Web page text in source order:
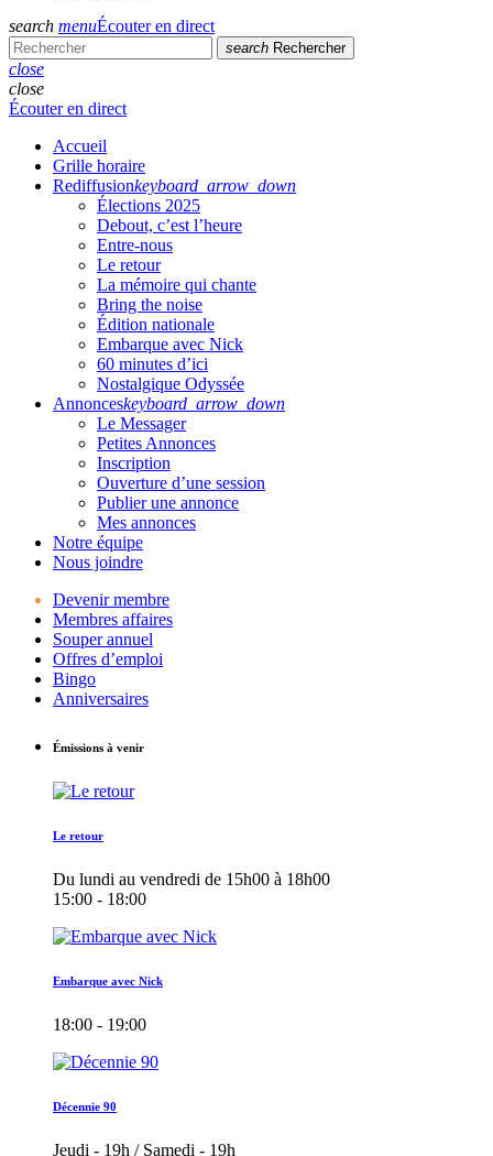
search menuÉcouter en direct
search Rechercher
close
close
Écouter en direct
Accueil
Grille horaire
Rediffusionkeyboard_arrow_down
Élections 2025
Debout, c’est l’heure
Entre-nous
Le retour
La mémoire qui chante
Bring the noise
Édition nationale
Embarque avec Nick
60 minutes d’ici
Nostalgique Odyssée
Annonceskeyboard_arrow_down
Le Messager
Petites Annonces
Inscription
Ouverture d’une session
Publier une annonce
Mes annonces
Notre équipe
Nous joindre
Devenir membre
Membres affaires
Souper annuel
Offres d’emploi
Bingo
Anniversaires
Émissions à venir
Le retour
Du lundi au vendredi de 15h00 à 18h00
15:00 - 18:00
Embarque avec Nick
18:00 - 19:00
Décennie 90
Jeudi - 19h / Samedi - 19h